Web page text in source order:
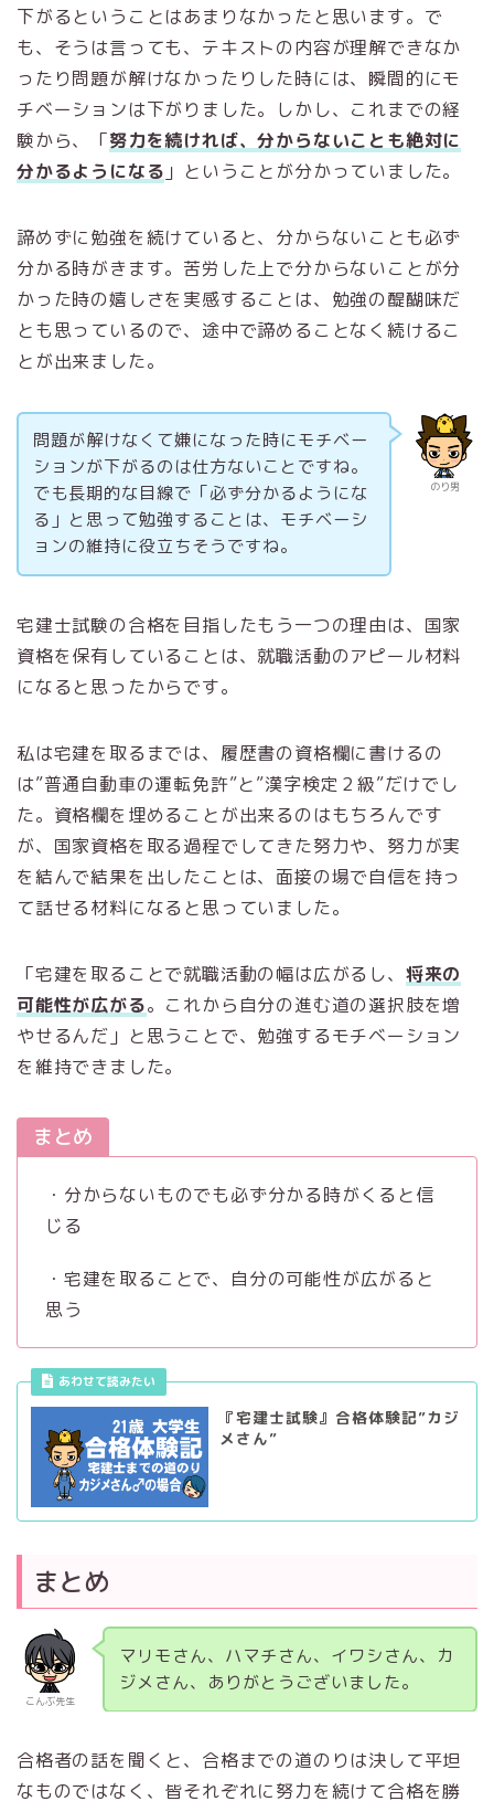
下がるということはあまりなかったと思います。で
も、そうは言っても、テキストの内容が理解できなか
ったり問題が解けなかったりした時には、瞬間的にモ
チベーションは下がりました。しかし、これまでの経
験から、「努力を続ければ、分からないことも絶対に
分かるようになる 」ということが分かっていました。
諦めずに勉強を続けていると、分からないことも必ず
分かる時がきます。苦労した上で分からないことが分
かった時の嬉しさを実感することは、勉強の醍醐味だ
とも思っているので、途中で諦めることなく続けるこ
とが出来ました。
のり男
問題が解けなくて嫌になった時にモチベー
ションが下がるのは仕方ないことですね。
でも長期的な目線で「必ず分かるようにな
る」と思って勉強することは、モチベーシ
ョンの維持に役立ちそうですね。
宅建士試験の合格を目指したもう一つの理由は、国家
資格を保有していることは、就職活動のアピール材料
になると思ったからです。
私は宅建を取るまでは、履歴書の資格欄に書けるの
は”普通自動車の運転免許”と”漢字検定２級”だけでし
た。資格欄を埋めることが出来るのはもちろんです
が、国家資格を取る過程でしてきた努力や、努力が実
を結んで結果を出したことは、面接の場で自信を持っ
て話せる材料になると思っていました。
「宅建を取ることで就職活動の幅は広がるし、 将来の
可能性が広がる。これから自分の進む道の選択肢を増
やせるんだ」と思うことで、勉強するモチベーション
を維持できました。
まとめ
・分からないものでも必ず分かる時がくると信
じる
・宅建を取ることで、自分の可能性が広がると
思う
あわせて読みたい
『宅建士試験』合格体験記”カジ
メさん”
まとめ
こんぶ先生
マリモさん、ハマチさん、イワシさん、カ
ジメさん、ありがとうございました。
合格者の話を聞くと、合格までの道のりは決して平坦
なものではなく、皆それぞれに努力を続けて合格を勝